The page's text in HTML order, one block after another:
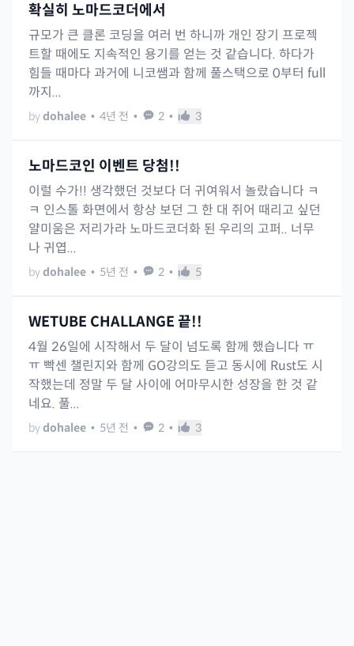
확실히 노마드코더에서
규모가 큰 클론 코딩을 여러 번 하니까 개인 장기 프로젝
트할 때에도 지속적인 용기를 얻는 것 같습니다. 하다가
힘들 때마다 과거에 니코쌤과 함께 풀스택으로 0부터 full
까지...
bydohalee • 4년 전 • 2 • 3
노마드코인 이벤트 당첨!!
이럴 수가!! 생각했던 것보다 더 귀여워서 놀랐습니다 ㅋ
ㅋ 인스톨 화면에서 항상 보던 그 한 대 쥐어 때리고 싶던
얄미움은 저리가라 노마드코더화 된 우리의 고퍼.. 너무
나 귀엽...
bydohalee • 5년 전 • 2 • 5
WETUBE CHALLANGE 끝!!
4월 26일에 시작해서 두 달이 넘도록 함께 했습니다 ㅠ
ㅠ 빡센 챌린지와 함께 GO강의도 듣고 동시에 Rust도 시
작했는데 정말 두 달 사이에 어마무시한 성장을 한 것 같
네요. 풀...
bydohalee • 5년 전 • 2 • 3